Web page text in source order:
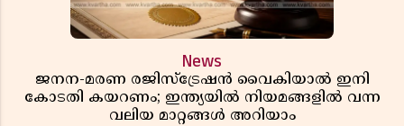
News
ജനന-മരണ രജിസ്ട്രേഷൻ വൈകിയാൽ ഇനി
കോടതി കയറണം; ഇന്ത്യയിൽ നിയമങ്ങളിൽ വന്ന
വലിയ മാറ്റങ്ങൾ അറിയാം